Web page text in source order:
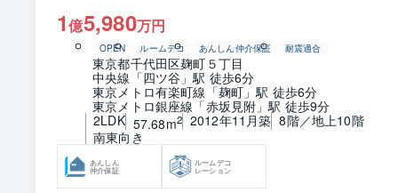
1億5,980万円
OPEN ルームデコ あんしん仲介保証 耐震適合
東京都千代田区麹町５丁目
中央線「四ツ谷」駅 徒歩6分
東京メトロ有楽町線「麹町」駅 徒歩6分
東京メトロ銀座線「赤坂見附」駅 徒歩9分
2LDK 57.68m2 2012年11月築 8階／地上10階
南東向き
あんしん
仲介保証
ルームデコ
レーション